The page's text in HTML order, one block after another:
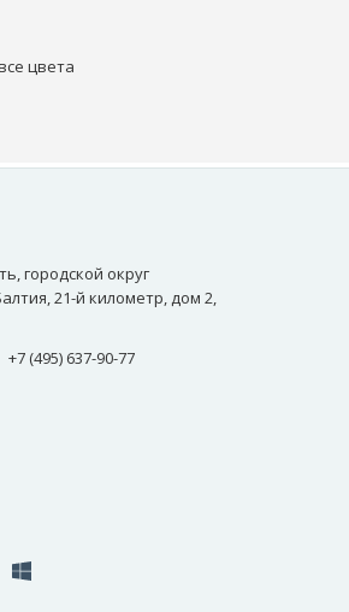
цвета
городской округ
21-й километр, дом 2,
+7 (495) 637-90-77